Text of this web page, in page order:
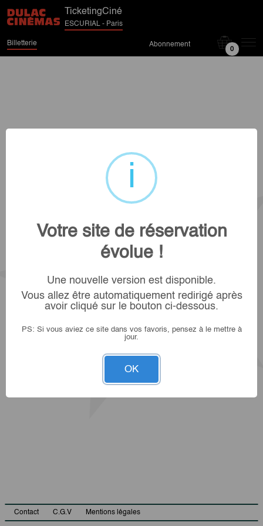
TicketingCiné
ESCURIAL - Paris
Billetterie Abonnement
0
Contact C.G.V Mentions légales
Votre site de réservation
évolue !
Une nouvelle version est disponible.
Vous allez être automatiquement redirigé après
avoir cliqué sur le bouton ci-dessous.
PS: Si vous aviez ce site dans vos favoris, pensez à le mettre à
jour.
OK